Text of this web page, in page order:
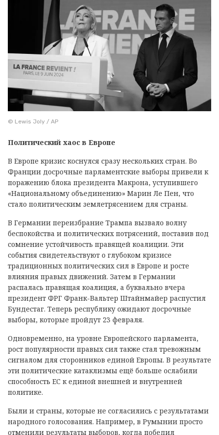
© Lewis Joly / AP
Политический хаос в Европе
В Европе кризис коснулся сразу нескольких стран. Во
Франции досрочные парламентские выборы привели к
поражению блока президента Макрона, уступившего
«Национальному объединению» Марин Ле Пен, что
стало политическим землетрясением для страны.
В Германии переизбрание Трампа вызвало волну
беспокойства и политических потрясений, поставив под
сомнение устойчивость правящей коалиции. Эти
события свидетельствуют о глубоком кризисе
традиционных политических сил в Европе и росте
влияния правых движений. Затем в Германии
распалась правящая коалиция, а буквально вчера
президент ФРГ Франк-Вальтер Штайнмайер распустил
Бундестаг. Теперь республику ожидают досрочные
выборы, которые пройдут 23 февраля.
Одновременно, на уровне Европейского парламента,
рост популярности правых сил также стал тревожным
сигналом для сторонников единой Европы. В результате
эти политические катаклизмы ещё больше ослабили
способность ЕС к единой внешней и внутренней
политике.
Были и страны, которые не согласились с результатами
народного голосования. Например, в Румынии просто
отменили результаты выборов, когда победил